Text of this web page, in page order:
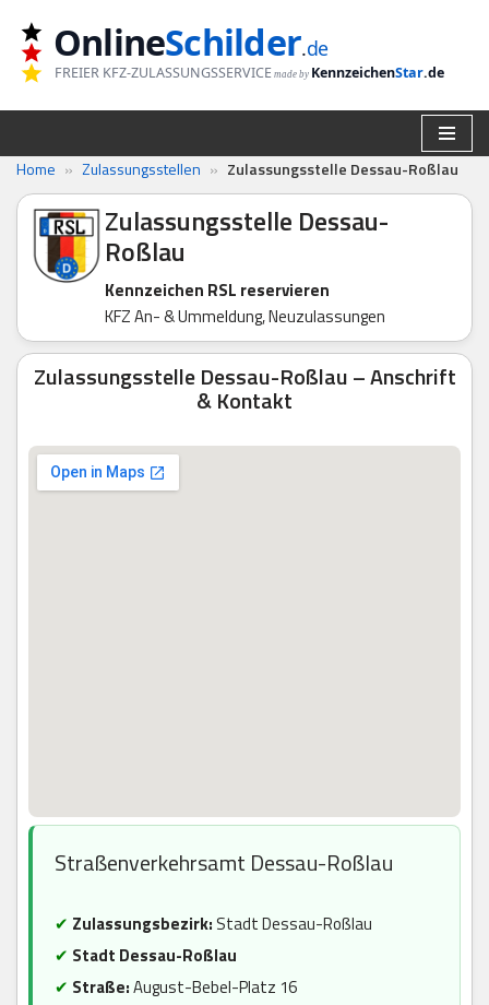
Zum
Inhalt
springen
OnlineSchilder.de
FREIER KFZ-ZULASSUNGSSERVICE made by KennzeichenStar.de
Home » Zulassungsstellen » Zulassungsstelle Dessau-Roßlau
Zulassungsstelle Dessau-
Roßlau
Kennzeichen RSL reservieren
KFZ An- & Ummeldung, Neuzulassungen
Zulassungsstelle Dessau-Roßlau – Anschrift
& Kontakt
Straßenverkehrsamt Dessau-Roßlau
✔ Zulassungsbezirk: Stadt Dessau-Roßlau
✔ Stadt Dessau-Roßlau
✔ Straße:August-Bebel-Platz 16